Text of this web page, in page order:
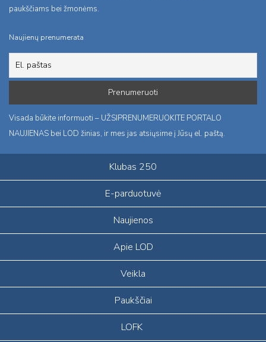
paukščiams bei žmonėms.
Naujienų prenumerata
Visada būkite informuoti – UŽSIPRENUMERUOKITE PORTALO
NAUJIENAS bei LOD žinias, ir mes jas atsiųsime į Jūsų el. paštą.
Klubas 250
E-parduotuvė
Naujienos
Apie LOD
Veikla
Paukščiai
LOFK